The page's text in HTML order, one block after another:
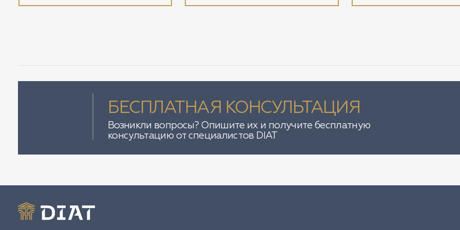
БЕСПЛАТНАЯ КОНСУЛЬТАЦИЯ
Возникли вопросы? Опишите их и получите бесплатную
консультацию от специалистов DIAT